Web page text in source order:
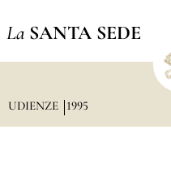
La SANTA SEDE
UDIENZE 1995